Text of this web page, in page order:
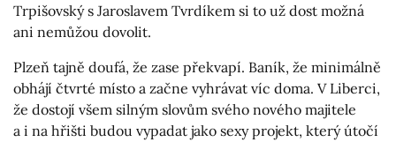
Trpišovský s Jaroslavem Tvrdíkem si to už dost možná
ani nemůžou dovolit.
Plzeň tajně doufá, že zase překvapí. Baník, že minimálně
obhájí čtvrté místo a začne vyhrávat víc doma. V Liberci,
že dostojí všem silným slovům svého nového majitele
a i na hřišti budou vypadat jako sexy projekt, který útočí